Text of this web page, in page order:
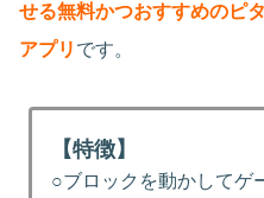
せる無料かつおすすめのピ
アプリ です。
【特徴】
○ブロックを動かしてゲ